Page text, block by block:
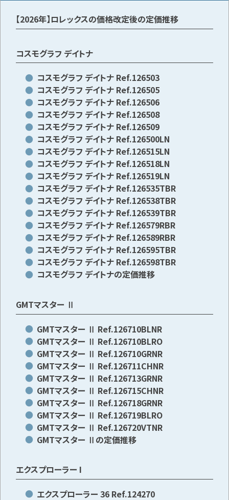
【2026年】ロレックスの価格改定後の定価推移
コスモグラフ デイトナ
コスモグラフ デイトナ Ref.126503
コスモグラフ デイトナ Ref.126505
コスモグラフ デイトナ Ref.126506
コスモグラフ デイトナ Ref.126508
コスモグラフ デイトナ Ref.126509
コスモグラフ デイトナ Ref.126500LN
コスモグラフ デイトナ Ref.126515LN
コスモグラフ デイトナ Ref.126518LN
コスモグラフ デイトナ Ref.126519LN
コスモグラフ デイトナ Ref.126535TBR
コスモグラフ デイトナ Ref.126538TBR
コスモグラフ デイトナ Ref.126539TBR
コスモグラフ デイトナ Ref.126579RBR
コスモグラフ デイトナ Ref.126589RBR
コスモグラフ デイトナ Ref.126595TBR
コスモグラフ デイトナ Ref.126598TBR
コスモグラフ デイトナの定価推移
GMTマスター Ⅱ
GMTマスター Ⅱ Ref.126710BLNR
GMTマスター Ⅱ Ref.126710BLRO
GMTマスター Ⅱ Ref.126710GRNR
GMTマスター Ⅱ Ref.126711CHNR
GMTマスター Ⅱ Ref.126713GRNR
GMTマスター Ⅱ Ref.126715CHNR
GMTマスター Ⅱ Ref.126718GRNR
GMTマスター Ⅱ Ref.126719BLRO
GMTマスター Ⅱ Ref.126720VTNR
GMTマスター Ⅱの定価推移
エクスプローラー I
エクスプローラー 36 Ref.124270